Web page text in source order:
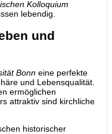
Kolloquium
lebendig.
und
Bonn eine perfekte
und Lebensqualität.
ermöglichen
attraktiv sind kirchliche
historischer